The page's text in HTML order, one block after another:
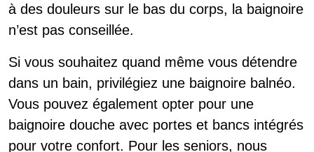
à des douleurs sur le bas du corps, la baignoire
n’est pas conseillée.
Si vous souhaitez quand même vous détendre
dans un bain, privilégiez une baignoire balnéo.
Vous pouvez également opter pour une
baignoire douche avec portes et bancs intégrés
pour votre confort. Pour les seniors, nous